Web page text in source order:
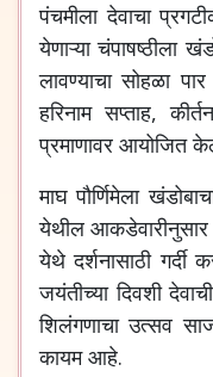
पंचमीला देवाचा
येणाऱ्या चंपाषष्ठीला
लावण्याचा सोहळा
हरिनाम सप्ताह,
प्रमाणावर आयोजित
माघ पौर्णिमेला
येथील आकडेवारीनुसार
येथे दर्शनासाठी गर्दी
जयंतीच्या दिवशी
शिलंगणाचा उत्सव
कायम आहे.